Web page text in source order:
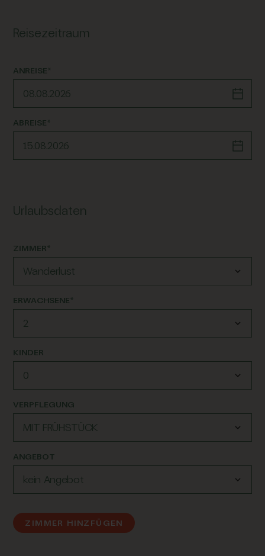
Reisezeitraum
ANREISE*
ABREISE*
Urlaubsdaten
ZIMMER*
ERWACHSENE*
KINDER
VERPFLEGUNG
ANGEBOT
ZIMMER HINZFÜGEN